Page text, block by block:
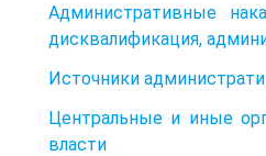
Административные
дисквалификация,
Источники
Центральные и иные
власти